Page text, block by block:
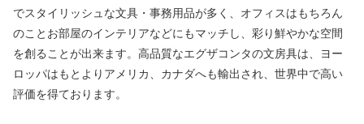
でスタイリッシュな文具・事務用品が多く、オフィスはもちろん
のことお部屋のインテリアなどにもマッチし、彩り鮮やかな空間
を創ることが出来ます。高品質なエグザコンタの文房具は、ヨー
ロッパはもとよりアメリカ、カナダへも輸出され、世界中で高い
評価を得ております。